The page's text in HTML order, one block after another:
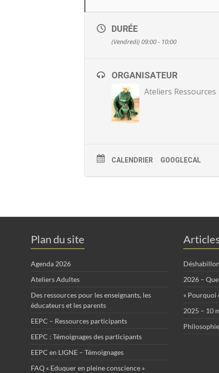
DURÉE
(Vendredi) 09:00 - 10:00
ORGANISATEUR
Ateliers Ressources
CALENDRIER GOOGLECAL
Plan du site
Agenda 2026
Ateliers Adultes
Des ressources pour les enseignants, les
éducateurs et les parents
EEPC – Ressources participants
EEPC : Témoignages des participants
EEPC en LIGNE – Témoignages
FAQ « Eduquer en pleine conscience »
2026 –
« Pourquoi
2025 – 10